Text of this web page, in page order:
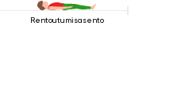
Rentoutumisasento